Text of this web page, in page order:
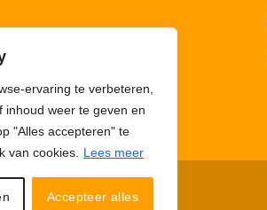
ervaring te verbeteren,
inhoud weer te geven en
"Alles accepteren" te
van cookies.
Lees meer
Accepteer alles
© 123Ledstrips.nl